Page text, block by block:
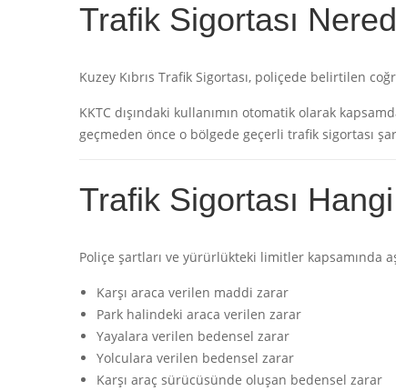
Trafik Sigortası
Kuzey Kıbrıs Trafik Sigortası, poliçede belirtilen
KKTC dışındaki kullanımın otomatik olarak
geçmeden önce o bölgede geçerli trafik sigortası
Trafik Sigortası
Poliçe şartları ve yürürlükteki limitler kapsamında
Karşı araca verilen maddi zarar
Park halindeki araca verilen zarar
Yayalara verilen bedensel zarar
Yolculara verilen bedensel zarar
Karşı araç sürücüsünde oluşan bedensel zarar